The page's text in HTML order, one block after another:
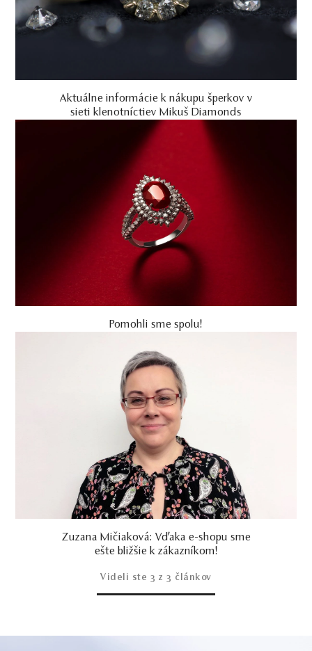
Aktuálne informácie k nákupu šperkov v
sieti klenotníctiev Mikuš Diamonds
Pomohli sme spolu!
Zuzana Mičiaková: Vďaka e-shopu sme
ešte bližšie k zákazníkom!
Videli ste 3 z 3 článkov